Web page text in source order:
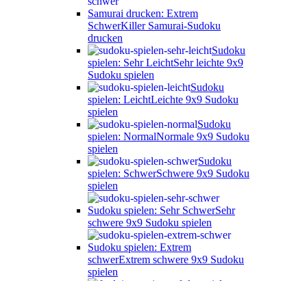
Samurai drucken: Extrem
SchwerKiller Samurai-Sudoku
drucken
Sudoku
spielen: Sehr LeichtSehr leichte 9x9
Sudoku spielen
Sudoku
spielen: LeichtLeichte 9x9 Sudoku
spielen
Sudoku
spielen: NormalNormale 9x9 Sudoku
spielen
Sudoku
spielen: SchwerSchwere 9x9 Sudoku
spielen
Sudoku spielen: Sehr SchwerSehr
schwere 9x9 Sudoku spielen
Sudoku spielen: Extrem
schwerExtrem schwere 9x9 Sudoku
spielen